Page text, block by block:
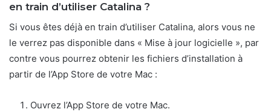
en train d’utiliser Catalina ?
Si vous êtes déjà en train d’utiliser Catalina, alors vous ne
le verrez pas disponible dans « Mise à jour logicielle », par
contre vous pourrez obtenir les fichiers d’installation à
partir de l’App Store de votre Mac :
Ouvrez l’App Store de votre Mac.